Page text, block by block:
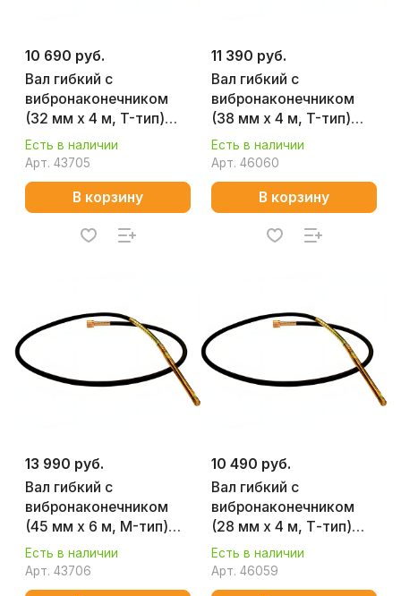
10 690 руб.
Вал гибкий с
вибронаконечником
(32 мм х 4 м, T-тип)
CHAMPION C1702
Есть в наличии
Арт. 43705
В корзину
11 390 руб.
Вал гибкий с
вибронаконечником
(38 мм х 4 м, T-тип)
CHAMPION C1705
Есть в наличии
Арт. 46060
В корзину
13 990 руб.
Вал гибкий с
вибронаконечником
(45 мм х 6 м, M-тип)
CHAMPION C1700
Есть в наличии
Арт. 43706
10 490 руб.
Вал гибкий с
вибронаконечником
(28 мм х 4 м, Т-тип)
CHAMPION C1704
Есть в наличии
Арт. 46059